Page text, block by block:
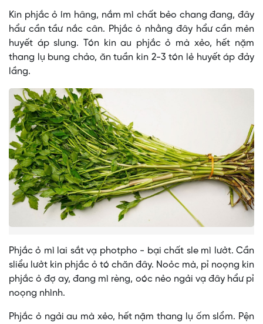
Kin phjắc ỏ ím hâng, nắm mì chất bẻo chang đang, đây
hẩư cần tầư nắc cân. Phjắc ỏ nhằng đây hẩư cần mẻn
huyết áp slung. Tón kin au phjắc ỏ mà xẻo, hết nặm
thang lụ bung chảo, ăn tuần kin 2-3 tón lẻ huyết áp đảy
lầng.
Phjắc ỏ mì lai sắt vạ photpho - bại chất sle mì lưởt. Cần
sliểu lưởt kin phjắc ỏ tó chăn đây. Noỏc mà, pỉ noọng kin
phjắc ỏ đợ ay, đang mì rèng, oóc nẻo ngải vạ đây hẩư pỉ
noọng nhình.
Phjắc ỏ ngải au mà xẻo, hết nặm thang lụ ốm slổm. Pện